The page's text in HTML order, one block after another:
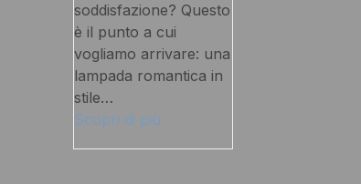
soddisfazione? Questo
è il punto a cui
vogliamo arrivare: una
lampada romantica in
stile…
Scopri di più